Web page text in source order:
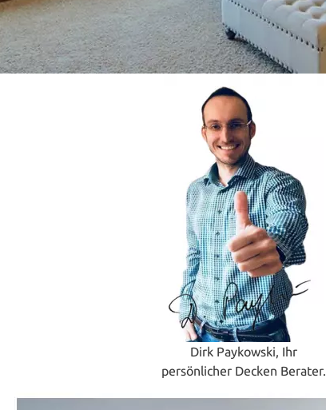
Dirk Paykowski, Ihr
persönlicher Decken Berater.